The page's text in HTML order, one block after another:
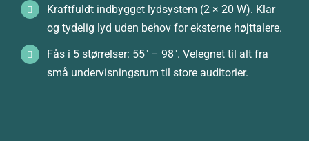
Kraftfuldt indbygget lydsystem (2 × 20 W). Klar
og tydelig lyd uden behov for eksterne højttalere.
Fås i 5 størrelser: 55″ – 98″. Velegnet til alt fra
små undervisningsrum til store auditorier.